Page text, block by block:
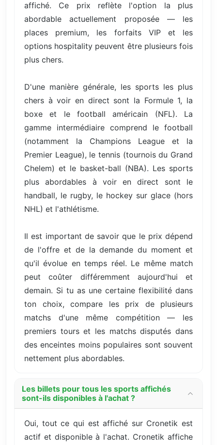
affiché. Ce prix reflète l'option la plus
abordable actuellement proposée — les
places premium, les forfaits VIP et les
options hospitality peuvent être plusieurs fois
plus chers.
D'une manière générale, les sports les plus
chers à voir en direct sont la Formule 1, la
boxe et le football américain (NFL). La
gamme intermédiaire comprend le football
(notamment la Champions League et la
Premier League), le tennis (tournois du Grand
Chelem) et le basket-ball (NBA). Les sports
plus abordables à voir en direct sont le
handball, le rugby, le hockey sur glace (hors
NHL) et l'athlétisme.
Il est important de savoir que le prix dépend
de l'offre et de la demande du moment et
qu'il évolue en temps réel. Le même match
peut coûter différemment aujourd'hui et
demain. Si tu as une certaine flexibilité dans
ton choix, compare les prix de plusieurs
matchs d'une même compétition — les
premiers tours et les matchs disputés dans
des enceintes moins populaires sont souvent
nettement plus abordables.
Les billets pour tous les sports affichés
sont-ils disponibles à l'achat ?
Oui, tout ce qui est affiché sur Cronetik est
actif et disponible à l'achat. Cronetik affiche